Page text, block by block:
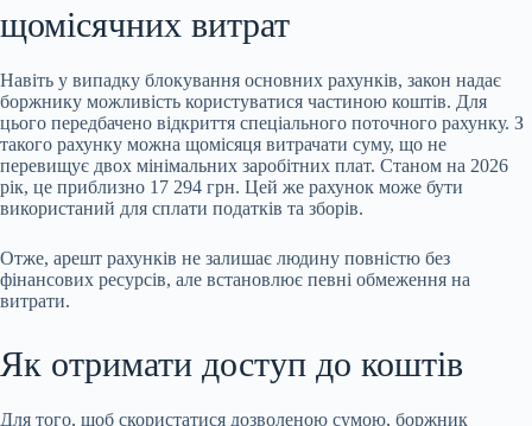
щомісячних витрат
Навіть у випадку блокування основних рахунків, закон надає
боржнику можливість користуватися частиною коштів. Для
цього передбачено відкриття спеціального поточного рахунку. З
такого рахунку можна щомісяця витрачати суму, що не
перевищує двох мінімальних заробітних плат. Станом на 2026
рік, це приблизно 17 294 грн. Цей же рахунок може бути
використаний для сплати податків та зборів.
Отже, арешт рахунків не залишає людину повністю без
фінансових ресурсів, але встановлює певні обмеження на
витрати.
Як отримати доступ до коштів
Для того, щоб скористатися дозволеною сумою, боржник